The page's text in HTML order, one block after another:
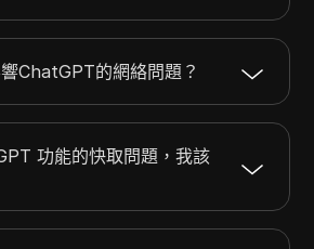
ChatGPT的網絡問題？
功能的快取問題，我該